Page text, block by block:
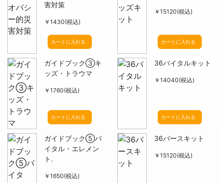
害対策
￥1430(税込)
カートに入れる
￥15120(税込)
カートに入れる
ガイドブック③キ
ッズ・トラウマ
￥1760(税込)
カートに入れる
36バイタルキット
￥14040(税込)
カートに入れる
ガイドブック⑤バ
イタル・エレメン
ト.
￥1650(税込)
36バースキット
￥15120(税込)